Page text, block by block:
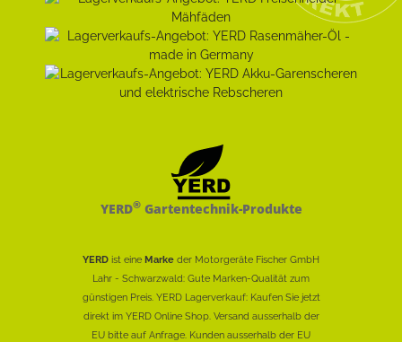
YERD®Gartentechnik-Produkte
YERD ist eine Marke der Motorgeräte Fischer GmbH
Lahr - Schwarzwald: Gute Marken-Qualität zum
günstigen Preis. YERD Lagerverkauf: Kaufen Sie jetzt
direkt im YERD Online Shop. Versand ausserhalb der
EU bitte auf Anfrage. Kunden ausserhalb der EU